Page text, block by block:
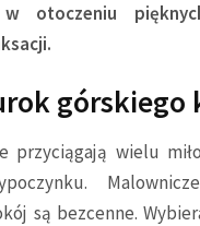
otoczeniu
górskiego
przyciągają wielu
są bezcenne.